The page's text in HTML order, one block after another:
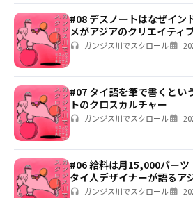
#08 デスノートはなぜイ
メがアジアのクリエイティ
ガンジス川でスクロール
#07 タイ語を筆で書くと
トのクロスカルチャー
ガンジス川でスクロール
#06 給料は月15,000バー
タイ人デザイナーが語るア
ガンジス川でスクロール